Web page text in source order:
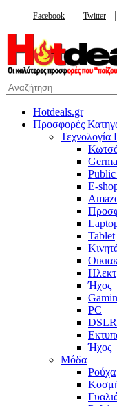
Facebook Twitter
Hotdeals.gr
Προσφορές
Τεχνολογία
E-
Tablet
Ήχος
PC
DSLR
Ήχος
Μόδα
Ρούχα